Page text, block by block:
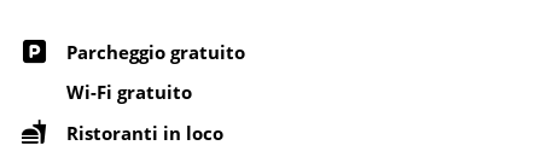
Parcheggio gratuito
Wi-Fi gratuito
Ristoranti in loco